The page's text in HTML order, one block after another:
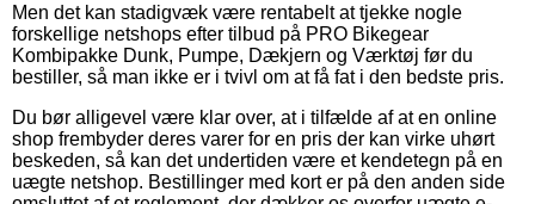
Men det kan stadigvæk være rentabelt at tjekke nogle
forskellige netshops efter tilbud på PRO Bikegear
Kombipakke Dunk, Pumpe, Dækjern og Værktøj før du
bestiller, så man ikke er i tvivl om at få fat i den bedste pris.
Du bør alligevel være klar over, at i tilfælde af at en online
shop frembyder deres varer for en pris der kan virke uhørt
beskeden, så kan det undertiden være et kendetegn på en
uægte netshop. Bestillinger med kort er på den anden side